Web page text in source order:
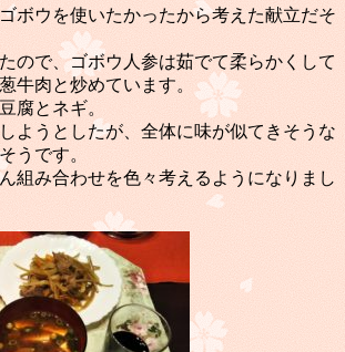
ボウを使いたかったから考えた献立だそ
ので、ゴボウ人参は茹でて柔らかくして
牛肉と炒めています。
腐とネギ。
ようとしたが、全体に味が似てきそうな
うです。
組み合わせを色々考えるようになりまし